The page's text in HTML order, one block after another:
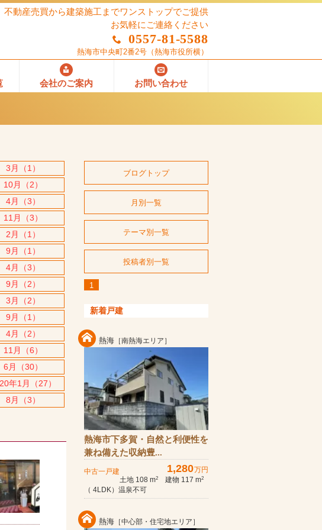
不動産売買から建築施工までワンストップでご提供
お気軽にご連絡ください
0557-81-5588
熱海市中央町2番2号 （熱海市役所横）
会社のご案内 お問い合わせ
3月（1）
10月（2）
4月（3）
11月（3）
2月（1）
9月（1）
4月（3）
9月（2）
3月（2）
9月（1）
4月（2）
11月（6）
6月（30）
年1月（27）
8月（3）
ブログトップ
月別一覧
テーマ別一覧
投稿者別一覧
1
新着戸建
熱海 ［南熱海エリア］
熱海市下多賀・自然と利便性を
兼ね備えた収納豊...
中古一戸建 1,280万円
土地 108 m2 建物 117 m2
（ 4LDK）温泉不可
熱海 ［中心部・住宅地エリア］